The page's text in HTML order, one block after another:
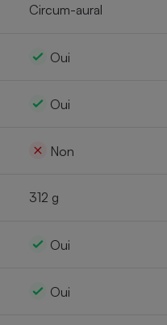
Circum-aural
Oui
Oui
Non
312 g
Oui
Oui